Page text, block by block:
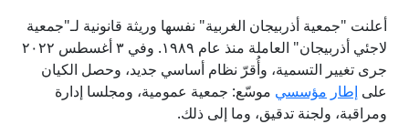
أعلنت "جمعية أذربيجان الغربية" نفسها وريثة قانونية لـ"جمعية
لاجئي أذربيجان" العاملة منذ عام ۱۹۸۹. وفي ۳ أغسطس ۲۰۲۲
جرى تغيير التسمية، وأُقرّ نظام أساسي جديد، وحصل الكيان
على إطار مؤسسي موسّع: جمعية عمومية، ومجلسا إدارة
ومراقبة، ولجنة تدقيق، وما إلى ذلك.